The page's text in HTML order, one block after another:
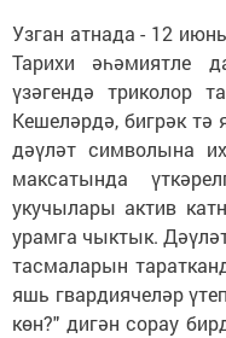
Узган атнада - 12
Тарихи әһәмиятле
үзәгендә триколор
Кешеләрдә, бигрәк тә
дәүләт символына
максатында
укучылары актив
урамга чыктык.
тасмаларын
яшь гвардиячеләр
көн?" дигән сорау